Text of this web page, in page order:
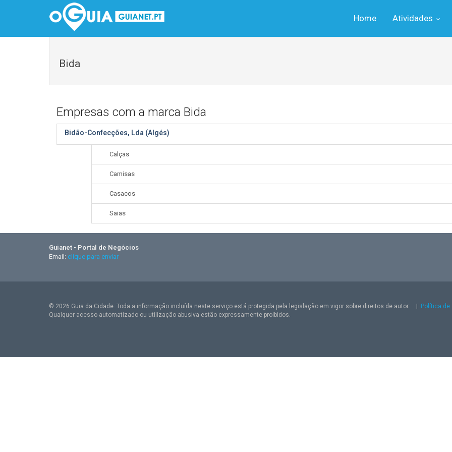
Home Atividades
Bida
Empresas com a marca Bida
Bidão-Confecções, Lda (Algés)
Calças
Camisas
Casacos
Saias
Guianet - Portal de Negócios
Email: clique para enviar
© 2026 Guia da Cidade. Toda a informação incluída neste serviço está protegida pela legislação em vigor sobre direitos de autor.
Política de
Qualquer acesso automatizado ou utilização abusiva estão expressamente proibidos.